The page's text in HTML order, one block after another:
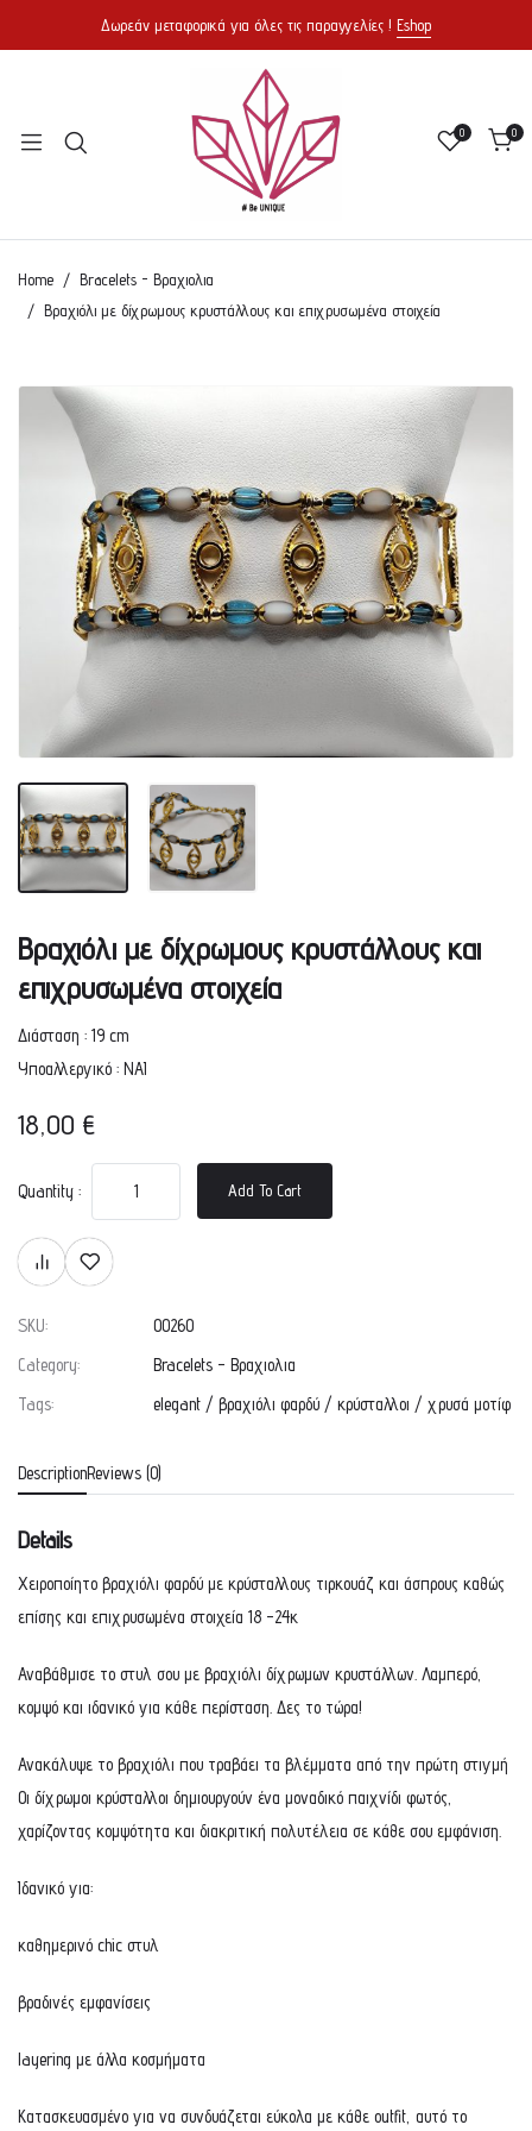
Δωρεάν μεταφορικά για όλες τις παραγγελίες ! Eshop
0 0
Home
Bracelets - Βραχιολια
Βραχιόλι με δίχρωμους κρυστάλλους και επιχρυσωμένα στοιχεία
Βραχιόλι με δίχρωμους κρυστάλλους και
επιχρυσωμένα στοιχεία
Διάσταση : 19 cm
Υποαλλεργικό : ΝΑΙ
18,00 €
Quantity : Add To Cart
SKU:
00260
Category:
Bracelets - Βραχιολια
Tags:
elegant / βραχιόλι φαρδύ / κρύσταλλοι / χρυσά μοτίφ
DescriptionReviews (0)
Details
Χειροποίητο βραχιόλι φαρδύ με κρύσταλλους τιρκουάζ και άσπρους καθώς
επίσης και επιχρυσωμένα στοιχεία 18 -24κ
Αναβάθμισε το στυλ σου με βραχιόλι δίχρωμων κρυστάλλων. Λαμπερό,
κομψό και ιδανικό για κάθε περίσταση. Δες το τώρα!
Ανακάλυψε το βραχιόλι που τραβάει τα βλέμματα από την πρώτη στιγμή
Οι δίχρωμοι κρύσταλλοι δημιουργούν ένα μοναδικό παιχνίδι φωτός,
χαρίζοντας κομψότητα και διακριτική πολυτέλεια σε κάθε σου εμφάνιση.
Ιδανικό για:
καθημερινό chic στυλ
βραδινές εμφανίσεις
layering με άλλα κοσμήματα
Κατασκευασμένο για να συνδυάζεται εύκολα με κάθε outfit, αυτό το